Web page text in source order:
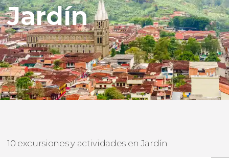
Jardín
10 excursiones y actividades en Jardín